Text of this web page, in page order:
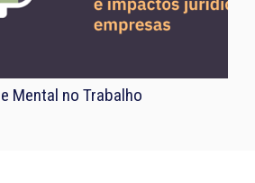
Mental no Trabalho